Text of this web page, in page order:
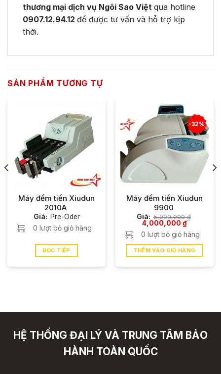
thương mại dịch vụ Ngôi Sao Việt qua hotline
0907.12.94.12 để được tư vấn và hỗ trợ kịp
thời.
SẢN PHẨM TƯƠNG TỰ
Máy đếm tiền Xiudun
2010A
Giá: Pre-Oder
0 lượt bỏ giỏ hàng
ĐỌC TIẾP
-32%
Máy đếm tiền Xiudun
9900
Giá: 5,900,000₫
Giá
gốc
là:
5,900,000 ₫.
4,000,000 ₫Giá
tại
là:
0 lượt bỏ giỏ hàng
THÊM VÀO GIỎ HÀNG
HỆ THỐNG ĐẠI LÝ VÀ TRUNG TÂM BẢO
HÀNH TOÀN QUỐC